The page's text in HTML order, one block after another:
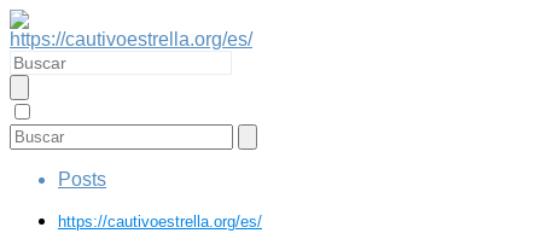
Posts
https://cautivoestrella.org/es/